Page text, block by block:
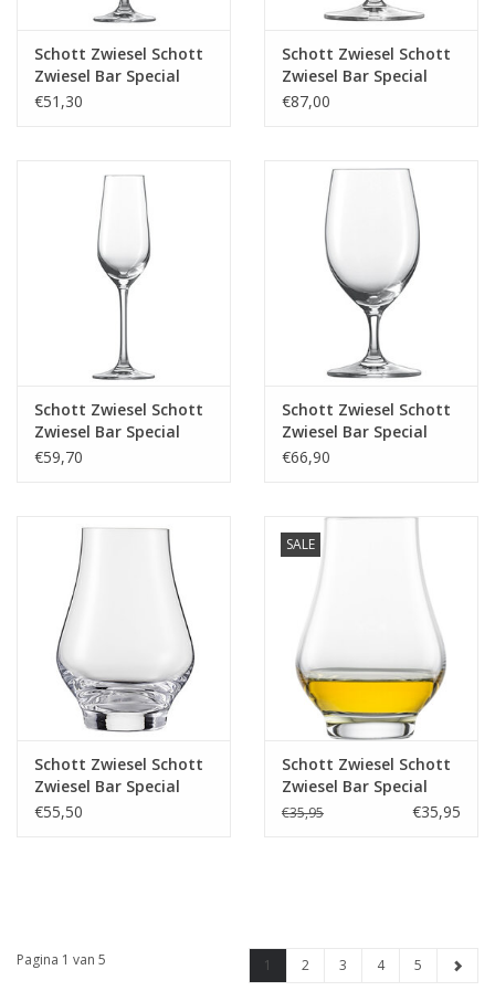
Schott Zwiesel Schott
Zwiesel Bar Special
Grappaglas 155 - 0.11
€51,30
Schott Zwiesel Schott
Zwiesel Bar Special
Margaritaglas 166 -
€87,00
Schott Zwiesel Schott
Zwiesel Bar Special
Sherryflûte 34 - 0.12
€59,70
Schott Zwiesel Schott
Zwiesel Bar Special
Waterglas met MP 32 -
€66,90
Schott Zwiesel Schott
Zwiesel Bar Special
Whisky nosing glas 120
€55,50
SALE
Schott Zwiesel Schott
Zwiesel Bar Special
Whisky Nosing glas
€35,95 €35,95
Pagina 1 van 5 1 2 3 4 5